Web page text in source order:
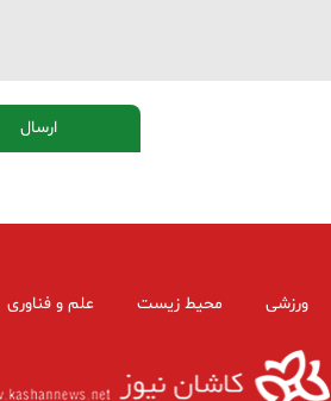
ورزشی محیط زیست علم و فناوری